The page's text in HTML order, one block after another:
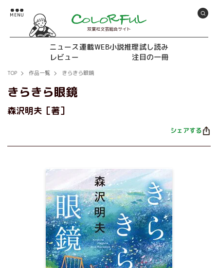
双葉社文芸総合サイト
ニュース連載WEB小説推理試し読み
レビュー
注目の一冊
TOP 作品一覧 きらきら眼鏡
きらきら眼鏡
森沢明夫［著］
シェアする